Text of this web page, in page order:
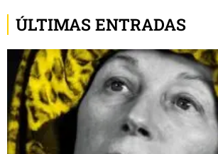
ÚLTIMAS ENTRADAS